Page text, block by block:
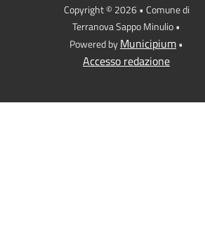
Copyright © 2026 • Comune di
Terranova Sappo Minulio •
Powered byMunicipium•
Accesso redazione